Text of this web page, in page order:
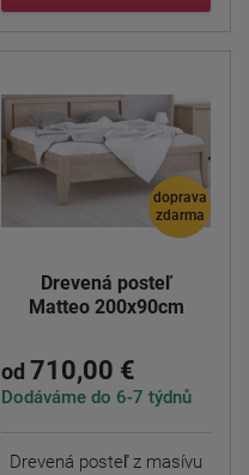
doprava
zdarma
Drevená posteľ
Matteo 200x90cm
od 710,00 €
Dodáváme do 6-7 týdnů
Drevená posteľ z masívu